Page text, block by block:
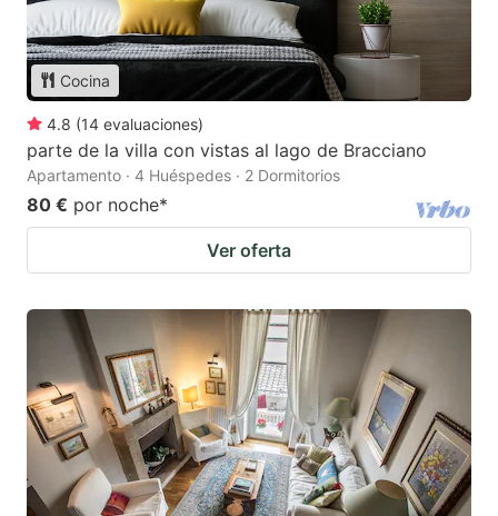
Cocina
4.8 (14 evaluaciones)
parte de la villa con vistas al lago de Bracciano
Apartamento · 4 Huéspedes · 2 Dormitorios
80 € por noche*
Ver oferta